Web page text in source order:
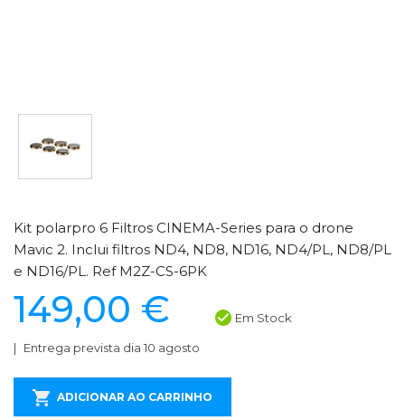
Kit polarpro 6 Filtros CINEMA-Series para o drone
Mavic 2. Inclui filtros ND4, ND8, ND16, ND4/PL, ND8/PL
e ND16/PL. Ref M2Z-CS-6PK
149,00 € Em Stock
Entrega prevista dia 10 agosto
ADICIONAR AO CARRINHO